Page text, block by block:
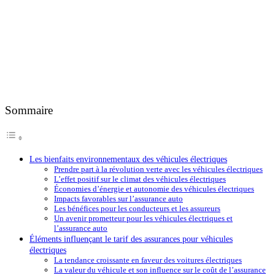
Sommaire
Les bienfaits environnementaux des véhicules électriques
Prendre part à la révolution verte avec les véhicules électriques
L’effet positif sur le climat des véhicules électriques
Économies d’énergie et autonomie des véhicules électriques
Impacts favorables sur l’assurance auto
Les bénéfices pour les conducteurs et les assureurs
Un avenir prometteur pour les véhicules électriques et
l’assurance auto
Éléments influençant le tarif des assurances pour véhicules
électriques
La tendance croissante en faveur des voitures électriques
La valeur du véhicule et son influence sur le coût de l’assurance